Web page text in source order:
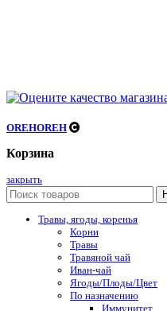
OREHOREH
Корзина
закрыть
Травы, ягоды, коренья
Корни
Травы
Травяной чай
Иван-чай
Ягоды/Плоды/Цвет
По назначению
Иммунитет